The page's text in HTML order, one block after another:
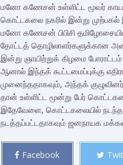
மனோ கணேசன் உள்ளிட்ட மூவர்
கொட்டகலை நகரில் இன்று
மனோ கணேசன் பிபிசி
தோட்டத் தொழிலாளர்களுக்கான
இன்று ஞாயிற்றுக் கிழமை போராட்டம்
ஆனால் இந்தக் கூட்டமைப்புக்கு
முனைந்ததாகவும், அந்தக்
தான் உள்ளிட்ட மூன்று பேர்
இதேவேளை, கொட்டகலையில் நடந்த
நடத்தப்பட்டதாகவும் ஜனநாயக
Facebook